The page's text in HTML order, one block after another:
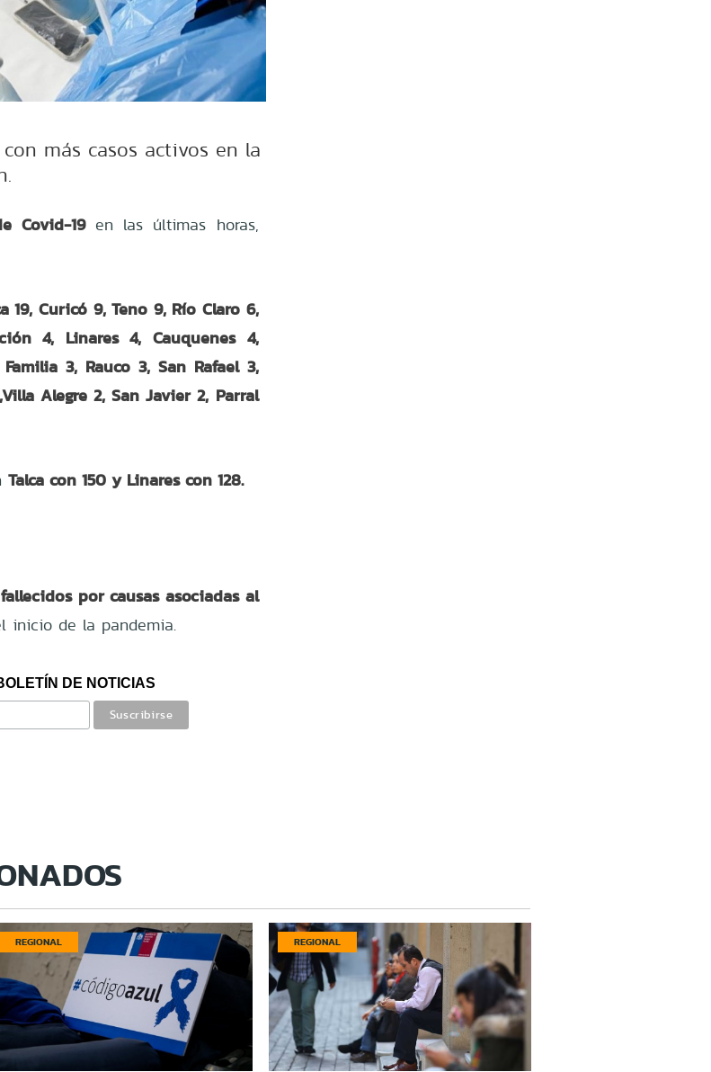
más casos activos en la
Covid-19en las últimas horas,
19, Curicó 9, Teno 9, Río Claro 6,
4, Linares 4, Cauquenes 4,
3, Rauco 3, San Rafael 3,
Alegre 2, San Javier 2, Parral
Talca con 150 y Linares con 128.
por causas asociadas al
inicio de la pandemia.
DE NOTICIAS
REGIONAL REGIONAL